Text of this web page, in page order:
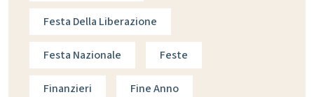
Festa Della Liberazione
Festa Nazionale Feste
Finanzieri Fine Anno